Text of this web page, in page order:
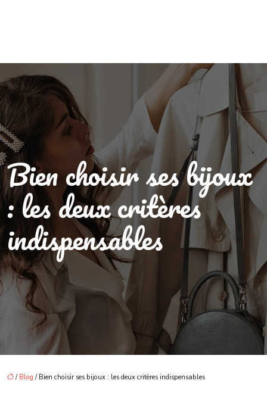
Bien choisir ses bijoux
: les deux critères
indispensables
/ Blog / Bien choisir ses bijoux : les deux critères indispensables